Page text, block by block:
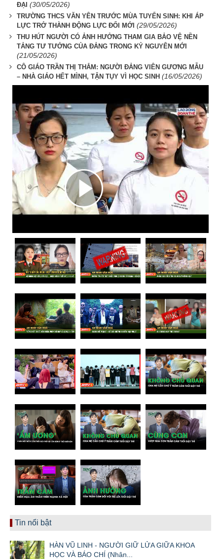
ĐẠI (30/05/2026)
TRƯỜNG THCS VĂN YÊN TRƯỚC MÙA TUYỂN SINH: KHI ÁP
LỰC TRỞ THÀNH ĐỘNG LỰC ĐỔI MỚI (29/05/2026)
THU HÚT NGƯỜI CÓ ẢNH HƯỞNG THAM GIA BẢO VỆ NỀN
TẢNG TƯ TƯỞNG CỦA ĐẢNG TRONG KỶ NGUYÊN MỚI
(21/05/2026)
CÔ GIÁO TRẦN THỊ THẮM: NGƯỜI ĐẢNG VIÊN GƯƠNG MẪU
– NHÀ GIÁO HẾT MÌNH, TẬN TỤY VÌ HỌC SINH (16/05/2026)
Tin nổi bật
HÀN VŨ LINH - NGƯỜI GIỮ LỬA GIỮA KHOA
HỌC VÀ BÁO CHÍ (Nhân...